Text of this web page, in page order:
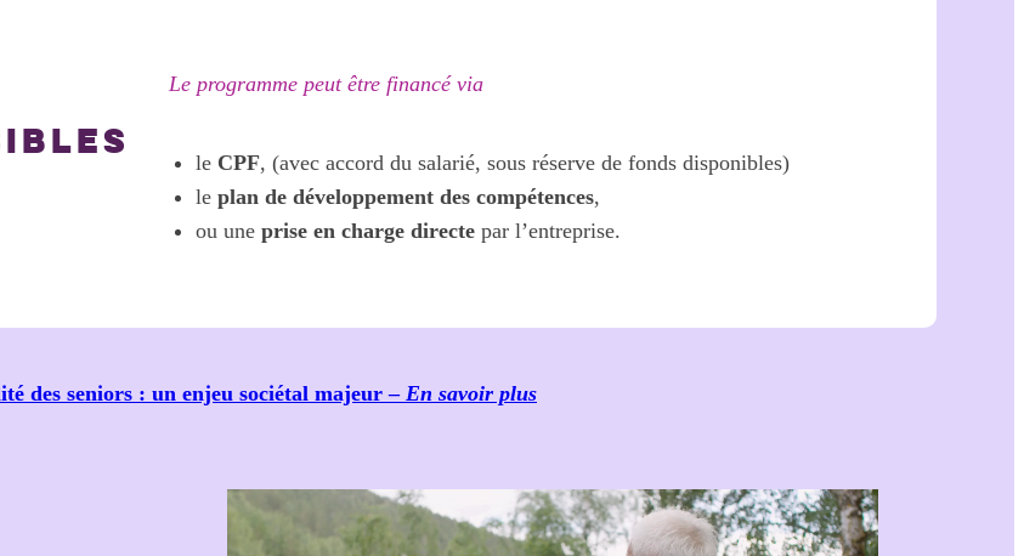
Le programme peut être financé via
le CPF, (avec accord du salarié, sous réserve de fonds disponibles)
le plan de développement des compétences,
ou une prise en charge directe par l’entreprise.
des seniors : un enjeu sociétal majeur – En savoir plus